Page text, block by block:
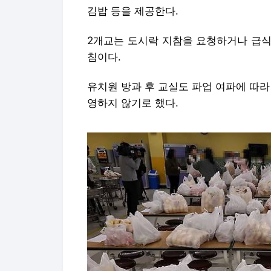
영하지 않기로 했다.
학생들에게 제공될 빵과 음료수 [연합뉴스 자료